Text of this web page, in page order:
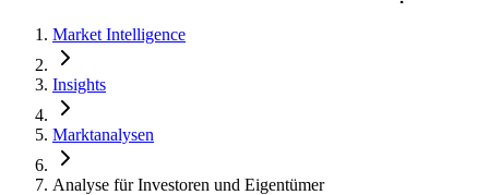
Market Intelligence
Insights
Marktanalysen
Analyse für Investoren und Eigentümer